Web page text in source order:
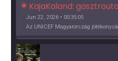
KajaKaland:
Jun 22, 2026 • 00:35:05